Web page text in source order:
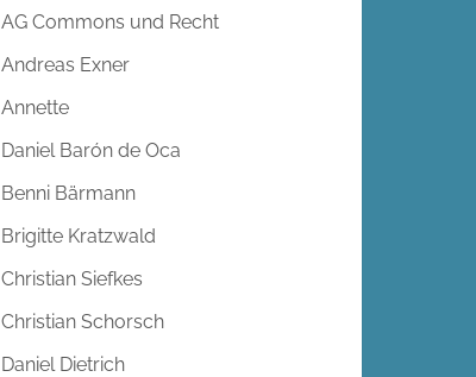
AG Commons und Recht
Andreas Exner
Annette
Daniel Barón de Oca
Benni Bärmann
Brigitte Kratzwald
Christian Siefkes
Christian Schorsch
Daniel Dietrich